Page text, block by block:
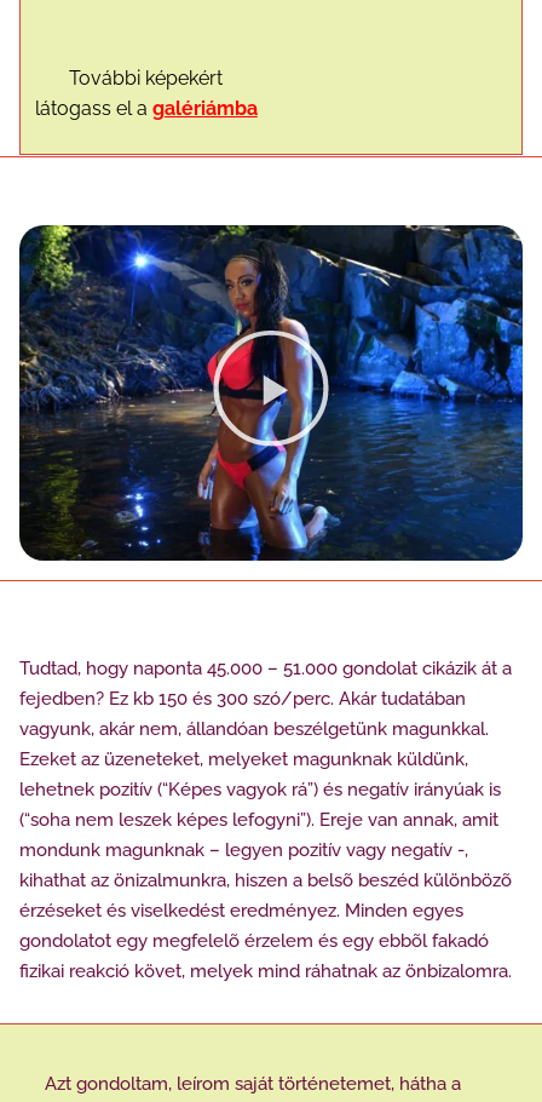
További képekért
látogass el a galériámba
Tudtad, hogy naponta 45.000 – 51.000 gondolat cikázik át a
fejedben? Ez kb 150 és 300 szó/perc. Akár tudatában
vagyunk, akár nem, állandóan beszélgetünk magunkkal.
Ezeket az üzeneteket, melyeket magunknak küldünk,
lehetnek pozitív (“Képes vagyok rá”) és negatív irányúak is
(“soha nem leszek képes lefogyni”). Ereje van annak, amit
mondunk magunknak – legyen pozitív vagy negatív -,
kihathat az önizalmunkra, hiszen a belsõ beszéd különbözõ
érzéseket és viselkedést eredményez. Minden egyes
gondolatot egy megfelelõ érzelem és egy ebbõl fakadó
fizikai reakció követ, melyek mind ráhatnak az önbizalomra.
Azt gondoltam, leírom saját történetemet, hátha a